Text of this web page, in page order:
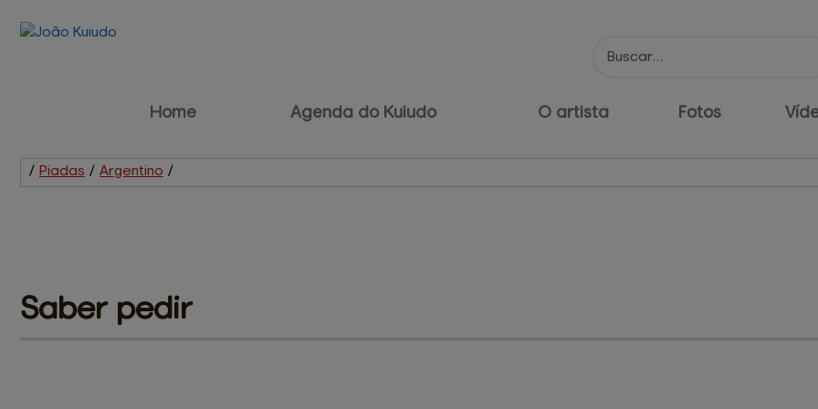
Home Agenda do Kuiudo O artista Fotos
/ Piadas / Argentino /
Saber pedir